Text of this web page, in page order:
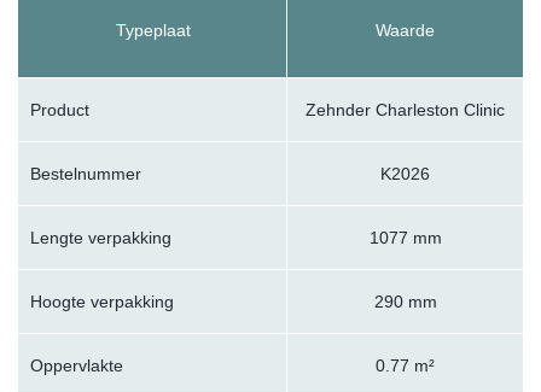
Typeplaat Waarde
Product Zehnder Charleston Clinic
Bestelnummer K2026
Lengte verpakking 1077 mm
Hoogte verpakking 290 mm
Oppervlakte 0.77 m²